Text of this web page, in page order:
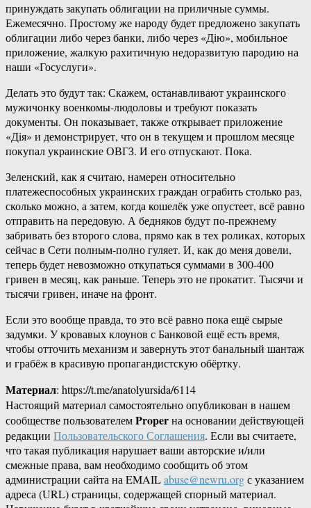
принуждать закупать облигации на приличные суммы.
Ежемесячно. Простому же народу будет предложено закупать
облигации либо через банки, либо через «Дiю», мобильное
приложение, жалкую рахитичную недоразвитую пародию на
наши «Госуслуги».
Делать это будут так: Скажем, останавливают украинского
мужичонку военкомы-людоловы и требуют показать
документы. Он показывает, также открывает приложение
«Дiя» и демонстрирует, что он в текущем и прошлом месяце
покупал украинские ОВГЗ. И его отпускают. Пока.
Зеленский, как я считаю, намерен относительно
платежеспособных украинских граждан ограбить столько раз,
сколько можно, а затем, когда кошелёк уже опустеет, всё равно
отправить на передовую. А бедняков будут по-прежнему
забривать без второго слова, прямо как в тех роликах, которых
сейчас в Сети полным-полно гуляет. И, как до меня довели,
теперь будет невозможно откупаться суммами в 300-400
гривен в месяц, как раньше. Теперь это не прокатит. Тысячи и
тысячи гривен, иначе на фронт.
Если это вообще правда, то это всё равно пока ещё сырые
задумки. У кровавых клоунов с Банковой ещё есть время,
чтобы отточить механизм и завернуть этот банальный шантаж
и грабёж в красивую пропагандистскую обёртку.
Материал: https://t.me/anatolyursida/6114
Настоящий материал самостоятельно опубликован в нашем
сообществе пользователемProperна основании действующей
редакции Пользовательского Соглашения. Если вы считаете,
что такая публикация нарушает ваши авторские и/или
смежные права, вам необходимо сообщить об этом
администрации сайта на EMAILabuse@newru.orgс указанием
адреса (URL) страницы, содержащей спорный материал.